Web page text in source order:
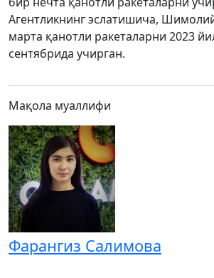
Агентликнинг эслатишича,
марта қанотли ракеталарни 2023
сентябрида учирган.
Мақола муаллифи
Фарангиз Салимова